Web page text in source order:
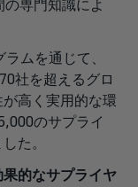
専門知識によ
ムを通じて、
社を超えるグロ
高く実用的な環
のサプライ
た。
的なサプライヤ